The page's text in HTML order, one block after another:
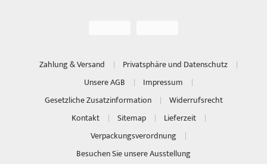
Zahlung & Versand
Privatsphäre und Datenschutz
Unsere AGB
Impressum
Gesetzliche Zusatzinformation
Widerrufsrecht
Kontakt
Sitemap
Lieferzeit
Verpackungsverordnung
Besuchen Sie unsere Ausstellung